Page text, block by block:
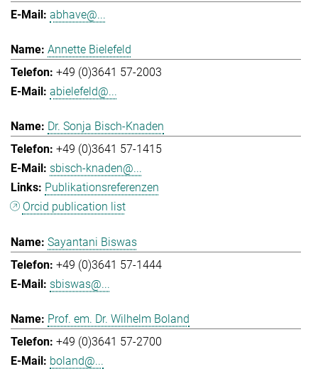
abhave@...
Annette Bielefeld
+49 (0)3641 57-2003
abielefeld@...
Dr. Sonja Bisch-Knaden
+49 (0)3641 57-1415
sbisch-knaden@...
Publikationsreferenzen
Orcid publication list
Sayantani Biswas
+49 (0)3641 57-1444
sbiswas@...
Prof. em. Dr. Wilhelm Boland
+49 (0)3641 57-2700
boland@...